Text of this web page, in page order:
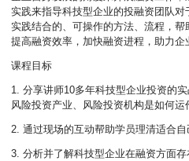
实践来指导科技型企业的投融资团队
实践结合的、可操作的方法、流程，
提高融资效率，加快融资进程，助力企
课程目标
1. 分享讲师10多年科技型企业投资的
风险投资产业、风险投资机构是如何运
2. 通过现场的互动帮助学员理清适合
3. 分析并了解科技型企业在融资方面